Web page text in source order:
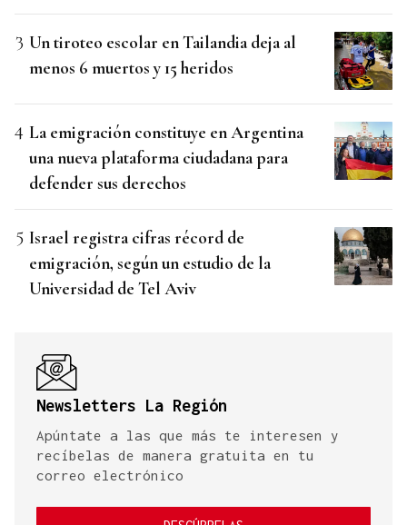
Un tiroteo escolar en Tailandia deja al
menos 6 muertos y 15 heridos
La emigración constituye en Argentina
una nueva plataforma ciudadana para
defender sus derechos
Israel registra cifras récord de
emigración, según un estudio de la
Universidad de Tel Aviv
Newsletters La Región
Apúntate a las que más te interesen y
recíbelas de manera gratuita en tu
correo electrónico